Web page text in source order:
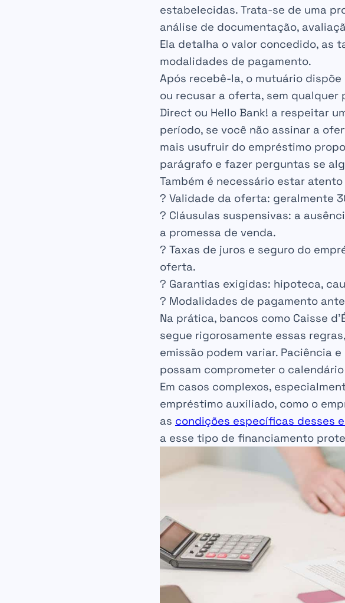
estabelecidas. Trata-se de uma
análise de documentação,
Ela detalha o valor concedido, as
modalidades de pagamento.
Após recebê-la, o mutuário
ou recusar a oferta, sem qualquer
Direct ou Hello Bank! a respeitar
período, se você não assinar a
mais usufruir do empréstimo
parágrafo e fazer perguntas se
Também é necessário estar
? Validade da oferta: geralmente
? Cláusulas suspensivas: a
a promessa de venda.
? Taxas de juros e seguro do
oferta.
? Garantias exigidas: hipoteca,
? Modalidades de pagamento
Na prática, bancos como Caisse
segue rigorosamente essas
emissão podem variar. Paciência
possam comprometer o
Em casos complexos,
empréstimo auxiliado, como o
as condições específicas desses
a esse tipo de financiamento